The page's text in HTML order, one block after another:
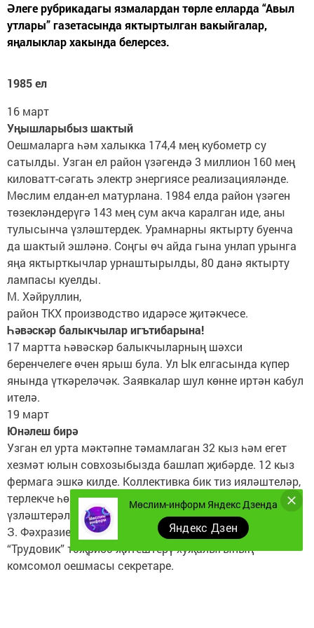
Әлеге рубрикадагы язмалардан төрле елларда “Авыл
утлары” газетасында яктыртылган вакыйгалар,
яңалыклар хакында белерсез.
1985 ел
16 март
Уңышларыбыз шактый
Оешмаларга һәм халыкка 174,4 мең кубометр су
сатылды. Узган ел район үзәгендә 3 миллион 160 мең
киловатт-сәгать электр энергиясе реализацияләнде.
Мөслим елдан-ел матурлана. 1984 елда район үзәген
төзекләндерүгә 143 мең сум акча каралган иде, аны
тулысынча үзләштердек. Урамнарны яктырту буенча
да шактый эшләнә. Соңгы өч айда гына унлап урынга
яңа яктырткычлар урнаштырылды, 80 данә яктырту
лампасы куелды.
М. Хәйруллин,
район ТКХ производство идарәсе җитәкчесе.
Һәвәскәр балыкчылар игътибарына!
17 мартта һәвәскәр балыкчыларның шәхси
беренчелеге өчен ярыш була. Ул Ык елгасында күпер
янында үткәреләчәк. Заявкалар шул көнне иртән кабул
ителә.
19 март
Юнәлеш бирә
Узган ел урта мәктәпне тәмамлаган 32 кыз һәм егет
хезмәт юлын совхозыбызда башлап җибәрде. 12 кыз
фермага эшкә килде. Коллективка бик тиз ияләштеләр,
терлекче һөнәре нечкәлекләрен тырышып
үзләштерәләр...
З. Фәхразиева,
“Трудовик” тәҗрибә-җитештерү хуҗалыгының
комсомол оешмасы секретаре.
Мөслим-информ Яндекс Дзенда
Яндекс Дзен